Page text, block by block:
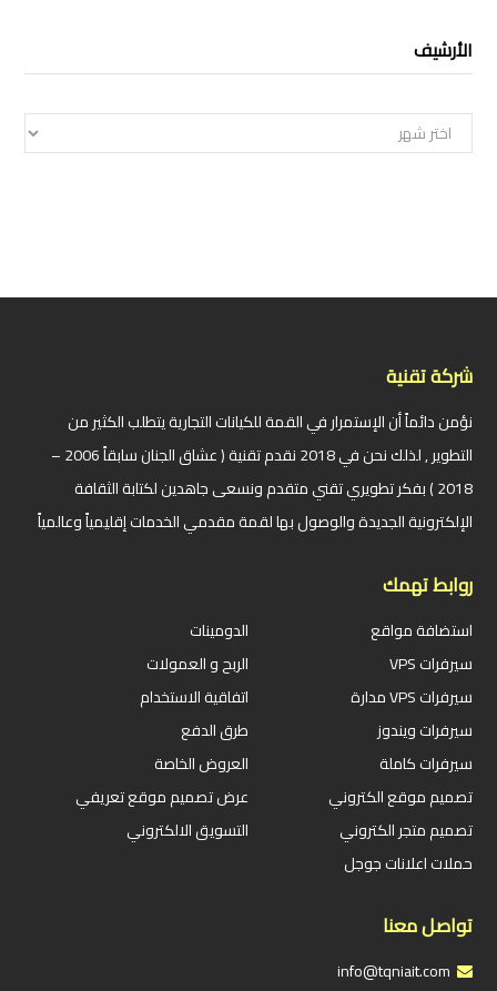
الأرشيف
الأرشيف
شركة تقنية
نؤمن دائماً أن الإستمرار في القمة للكيانات التجارية يتطلب الكثير من
التطوير , لذلك نحن في 2018 نقدم تقنية ( عشاق الجنان سابقاً 2006 –
2018 ) بفكر تطويري تقني متقدم ونسعى جاهدين لكتابة الثقافة
الإلكترونية الجديدة والوصول بها لقمة مقدمي الخدمات إقليمياً وعالمياً
روابط تهمك
استضافة مواقع
سيرفرات VPS
سيرفرات VPS مدارة
سيرفرات ويندوز
سيرفرات كاملة
تصميم موقع الكتروني
تصميم متجر الكتروني
حملات اعلانات جوجل
الدومينات
الربح و العمولات
اتفاقية الاستخدام
طرق الدفع
العروض الخاصة
عرض تصميم موقع تعريفي
التسويق الالكتروني
تواصل معنا